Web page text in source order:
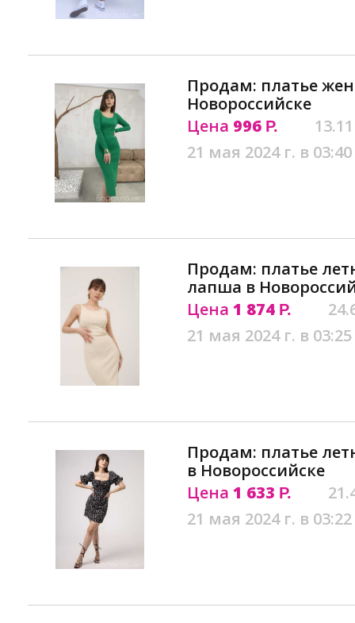
Продам: платье
Новороссийске
Цена 996 Р.
21 мая 2024 г. в 03:40
Продам: платье
лапша в
Цена 1 874 Р.
21 мая 2024 г. в 03:25
Продам: платье
в Новороссийске
Цена 1 633 Р.
21 мая 2024 г. в 03:22